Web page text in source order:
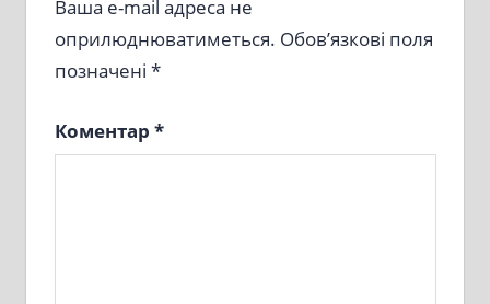
Ваша e-mail адреса не
оприлюднюватиметься. Обов’язкові поля
позначені *
Коментар *